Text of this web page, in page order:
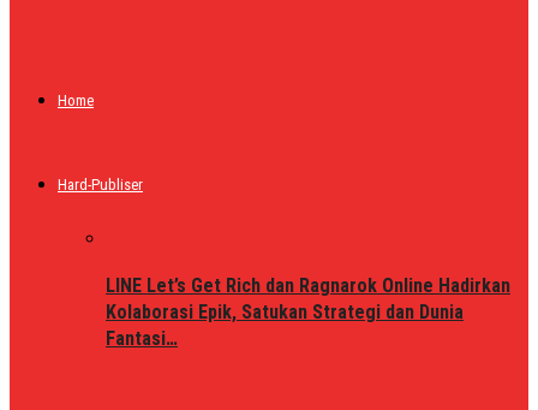
Home
Hard-Publiser
LINE Let’s Get Rich dan Ragnarok Online Hadirkan
Kolaborasi Epik, Satukan Strategi dan Dunia
Fantasi…